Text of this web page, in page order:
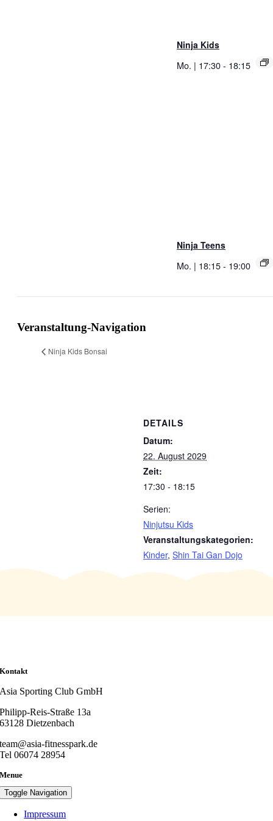
Ninja Kids
Mo. | 17:30- 18:15
Ninja Teens
Mo. | 18:15- 19:00
Veranstaltung-Navigation
Ninja Kids Bonsai
DETAILS
Datum:
22. August 2029
Zeit:
17:30 - 18:15
Serien:
Ninjutsu Kids
Veranstaltungskategorien:
Kinder, Shin Tai Gan Dojo
Kontakt
Asia Sporting Club GmbH
Philipp-Reis-Straße 13a
63128 Dietzenbach
team@asia-fitnesspark.de
Tel 06074 28954
Menue
Toggle Navigation
Impressum